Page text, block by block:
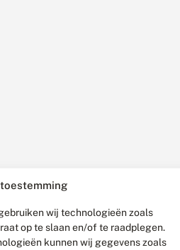
wij technologieën zoals
op te slaan en/of te raadplegen.
kunnen wij gegevens zoals